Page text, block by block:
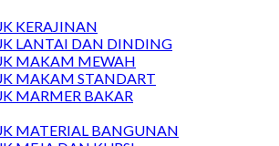
KERAJINAN
LANTAI DAN DINDING
MAKAM MEWAH
MAKAM STANDART
MARMER BAKAR
MATERIAL BANGUNAN